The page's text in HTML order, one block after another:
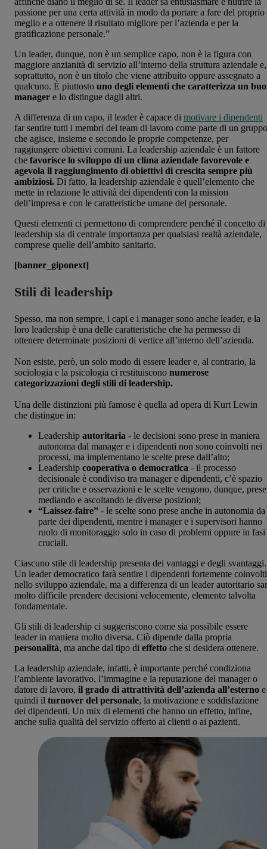
passione per una certa attività in modo da portare a fare del proprio
meglio e a ottenere il risultato migliore per l’azienda e per la
gratificazione personale.”
Un leader, dunque, non è un semplice capo, non è la figura con
maggiore anzianità di servizio all’interno della struttura aziendale e,
soprattutto, non è un titolo che viene attribuito oppure assegnato a
qualcuno. È piuttosto uno degli elementi che caratterizza un
manager e lo distingue dagli altri.
A differenza di un capo, il leader è capace di motivare i dipendenti
far sentire tutti i membri del team di lavoro come parte di un gruppo
che agisce, insieme e secondo le proprie competenze, per
raggiungere obiettivi comuni. La leadership aziendale è un fattore
che favorisce lo sviluppo di un clima aziendale favorevole e
agevola il raggiungimento di obiettivi di crescita sempre più
ambiziosi. Di fatto, la leadership aziendale è quell’elemento che
mette in relazione le attività dei dipendenti con la mission
dell’impresa e con le caratteristiche umane del personale.
Questi elementi ci permettono di comprendere perché il concetto di
leadership sia di centrale importanza per qualsiasi realtà aziendale,
comprese quelle dell’ambito sanitario.
[banner_giponext]
Stili di leadership
Spesso, ma non sempre, i capi e i manager sono anche leader, e la
loro leadership è una delle caratteristiche che ha permesso di
ottenere determinate posizioni di vertice all’interno dell’azienda.
Non esiste, però, un solo modo di essere leader e, al contrario, la
sociologia e la psicologia ci restituiscono numerose
categorizzazioni degli stili di leadership.
Una delle distinzioni più famose è quella ad opera di Kurt Lewin
che distingue in:
Leadership autoritaria - le decisioni sono prese in maniera
autonoma dal manager e i dipendenti non sono coinvolti nei
processi, ma implementano le scelte prese dall’alto;
Leadership cooperativa o democratica - il processo
decisionale è condiviso tra manager e dipendenti, c’è spazio
per critiche e osservazioni e le scelte vengono, dunque, prese
mediando e ascoltando le diverse posizioni;
“Laissez-faire” - le scelte sono prese anche in autonomia da
parte dei dipendenti, mentre i manager e i supervisori hanno
ruolo di monitoraggio solo in caso di problemi oppure in fasi
cruciali.
Ciascuno stile di leadership presenta dei vantaggi e degli svantaggi.
Un leader democratico farà sentire i dipendenti fortemente coinvolti
nello sviluppo aziendale, ma a differenza di un leader autoritario
molto difficile prendere decisioni velocemente, elemento talvolta
fondamentale.
Gli stili di leadership ci suggeriscono come sia possibile essere
leader in maniera molto diversa. Ciò dipende dalla propria
personalità, ma anche dal tipo di effetto che si desidera ottenere.
La leadership aziendale, infatti, è importante perché condiziona
l’ambiente lavorativo, l’immagine e la reputazione del manager o
datore di lavoro, il grado di attrattività dell’azienda all’esterno e
quindi il turnover del personale, la motivazione e soddisfazione
dei dipendenti. Un mix di elementi che hanno un effetto, infine,
anche sulla qualità del servizio offerto ai clienti o ai pazienti.